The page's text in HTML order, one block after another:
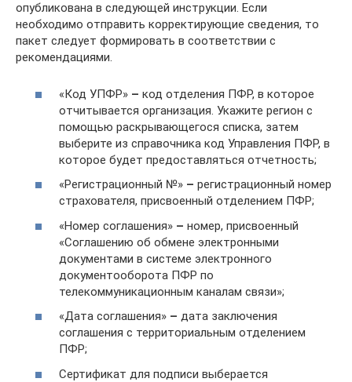
опубликована в следующей инструкции. Если
необходимо отправить корректирующие сведения, то
пакет следует формировать в соответствии с
рекомендациями.
«Код УПФР» – код отделения ПФР, в которое
отчитывается организация. Укажите регион с
помощью раскрывающегося списка, затем
выберите из справочника код Управления ПФР, в
которое будет предоставляться отчетность;
«Регистрационный №» – регистрационный номер
страхователя, присвоенный отделением ПФР;
«Номер соглашения» – номер, присвоенный
«Соглашению об обмене электронными
документами в системе электронного
документооборота ПФР по
телекоммуникационным каналам связи»;
«Дата соглашения» – дата заключения
соглашения с территориальным отделением
ПФР;
Сертификат для подписи выберается